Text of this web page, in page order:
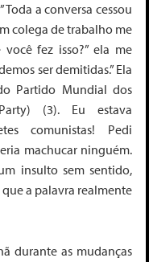
Toda a conversa cessou
colega de trabalho me
fez isso?” ela me
ser demitidas.” Ela
Partido Mundial dos
(3). Eu estava
comunistas! Pedi
machucar ninguém.
insulto sem sentido,
que a palavra realmente
durante as mudanças